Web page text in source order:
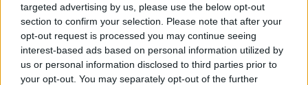
targeted advertising by us, please use the below opt-out
section to confirm your selection. Please note that after your
opt-out request is processed you may continue seeing
interest-based ads based on personal information utilized by
us or personal information disclosed to third parties prior to
your opt-out. You may separately opt-out of the further